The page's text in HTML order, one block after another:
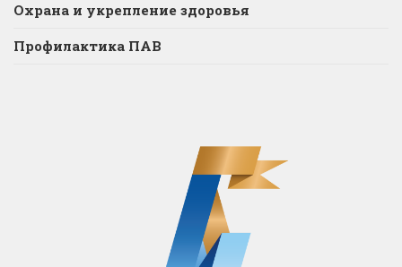
Охрана и укрепление здоровья
Профилактика ПАВ